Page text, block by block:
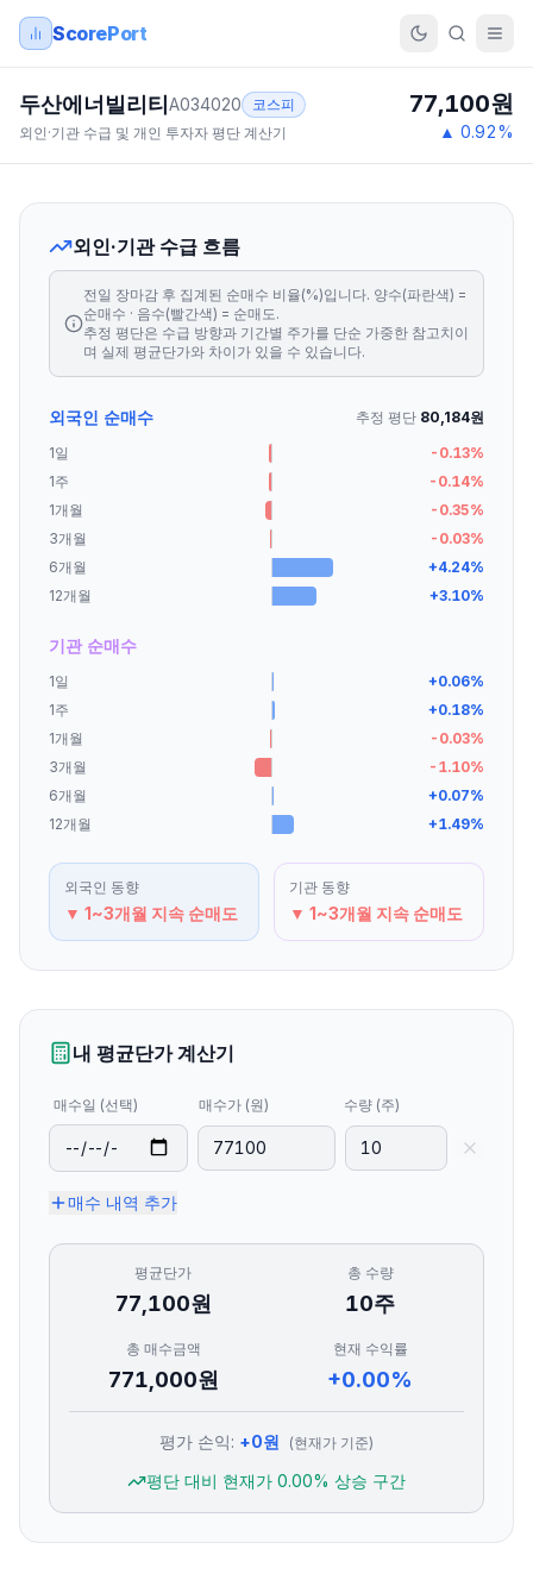
ScorePort
두산에너빌리티 A034020
코스피
외인·기관 수급 및 개인 투자자 평단 계산기
77,100원
▲ 0.92%
외인·기관 수급 흐름
전일 장마감 후 집계된 순매수 비율(%)입니다. 양수(파란색) =
순매수 · 음수(빨간색) = 순매도.
추정 평단은 수급 방향과 기간별 주가를 단순 가중한 참고치이
며 실제 평균단가와 차이가 있을 수 있습니다.
외국인 순매수 추정 평단 80,184원
1일
-0.13%
1주
-0.14%
1개월
-0.35%
3개월
-0.03%
6개월
+4.24%
12개월
+3.10%
기관 순매수
1일 +0.06%
1주
+0.18%
1개월
-0.03%
3개월
-1.10%
6개월
+0.07%
12개월
+1.49%
외국인 동향
▼ 1~3개월 지속 순매도
기관 동향
▼ 1~3개월 지속 순매도
내 평균단가 계산기
매수일 (선택) 매수가 (원) 수량 (주)
매수 내역 추가
평균단가
77,100원
총 수량
10주
총 매수금액
771,000원
현재 수익률
+0.00%
평가 손익: +0원 (현재가 기준)
평단 대비 현재가 0.00% 상승 구간